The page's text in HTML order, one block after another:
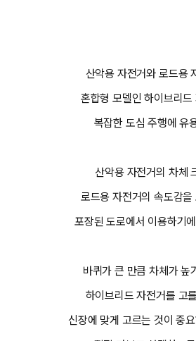
산악용 자전거와 로드용
혼합형 모델인 하이브리드
복잡한 도심 주행에 유
산악용 자전거의 차체
로드용 자전거의 속도감을
포장된 도로에서 이용하기
바퀴가 큰 만큼 차체가 높
하이브리드 자전거를 고
신장에 맞게 고르는 것이 중